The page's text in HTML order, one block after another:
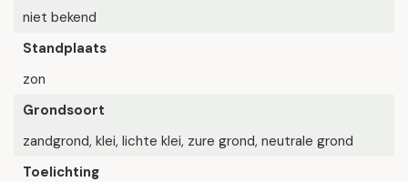
niet bekend
Standplaats
zon
Grondsoort
zandgrond, klei, lichte klei, zure grond, neutrale grond
Toelichting